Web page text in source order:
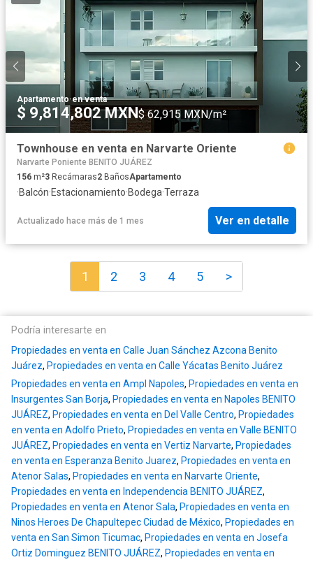
Apartamento·en venta
$ 9,814,802 MXN$ 62,915 MXN/m²
Townhouse en venta en Narvarte Oriente
Narvarte Poniente BENITO JUÁREZ
156 m²3 Recámaras2 BañosApartamento
·Balcón·Estacionamiento·Bodega·Terraza
Actualizado hace más de 1 mes Ver en detalle
1 2 3 4 5 >
Podría interesarte en
Propiedades en venta en Calle Juan Sánchez Azcona Benito
Juárez, Propiedades en venta en Calle Yácatas Benito Juárez
Propiedades en venta en Ampl Napoles, Propiedades en venta en
Insurgentes San Borja, Propiedades en venta en Napoles BENITO
JUÁREZ, Propiedades en venta en Del Valle Centro, Propiedades
en venta en Adolfo Prieto, Propiedades en venta en Valle BENITO
JUÁREZ, Propiedades en venta en Vertiz Narvarte, Propiedades
en venta en Esperanza Benito Juarez, Propiedades en venta en
Atenor Salas, Propiedades en venta en Narvarte Oriente,
Propiedades en venta en Independencia BENITO JUÁREZ,
Propiedades en venta en Atenor Sala, Propiedades en venta en
Ninos Heroes De Chapultepec Ciudad de México, Propiedades en
venta en San Simon Ticumac, Propiedades en venta en Josefa
Ortiz Dominguez BENITO JUÁREZ, Propiedades en venta en